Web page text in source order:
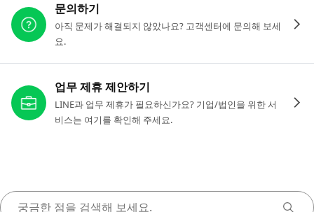
문의하기
아직 문제가 해결되지 않았나요? 고객센터에 문의해 보세
요.
업무 제휴 제안하기
LINE과 업무 제휴가 필요하신가요? 기업/법인을 위한 서
비스는 여기를 확인해 주세요.